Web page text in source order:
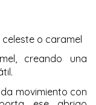
o caramel
creando una
movimiento con